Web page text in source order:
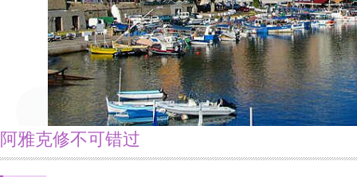
阿雅克修不可错过